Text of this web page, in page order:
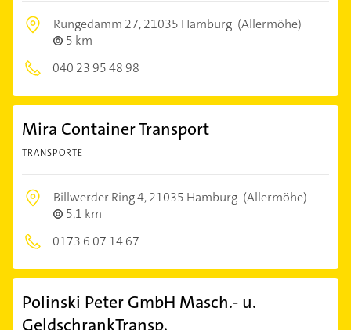
Rungedamm 27,21035 Hamburg (Allermöhe)
5 km
040 23 95 48 98
Mira Container Transport
TRANSPORTE
Billwerder Ring 4,21035 Hamburg (Allermöhe)
5,1 km
0173 6 07 14 67
Polinski Peter GmbH Masch.- u.
GeldschrankTransp.